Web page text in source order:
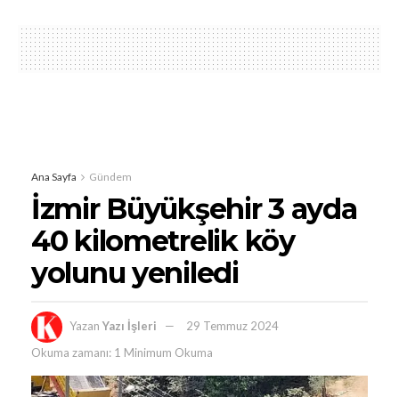
Ana Sayfa Gündem
İzmir Büyükşehir 3 ayda
40 kilometrelik köy
yolunu yeniledi
Yazan Yazı İşleri
29 Temmuz 2024
Okuma zamanı: 1 Minimum Okuma